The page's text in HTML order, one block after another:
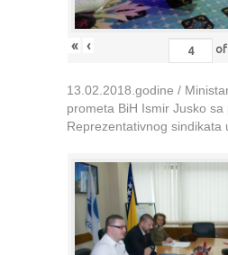
« ‹ of
13.02.2018.godine /
prometa BiH Ismir Jusko
Reprezentativnog sindikata